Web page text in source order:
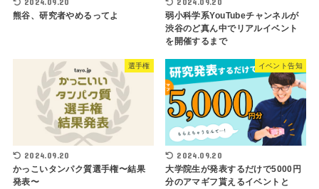
熊谷、研究者やめるってよ
弱小科学系YouTubeチャンネルが
渋谷のど真ん中でリアルイベント
を開催するまで
選手権
2024.09.20
かっこいタンパク質選手権〜結果
発表〜
イベント告知
2024.09.20
大学院生が発表するだけで5000円
分のアマギフ貰えるイベントと